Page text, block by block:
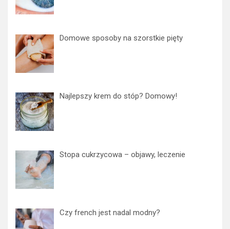
Domowe sposoby na szorstkie pięty
Najlepszy krem do stóp? Domowy!
Stopa cukrzycowa – objawy, leczenie
Czy french jest nadal modny?